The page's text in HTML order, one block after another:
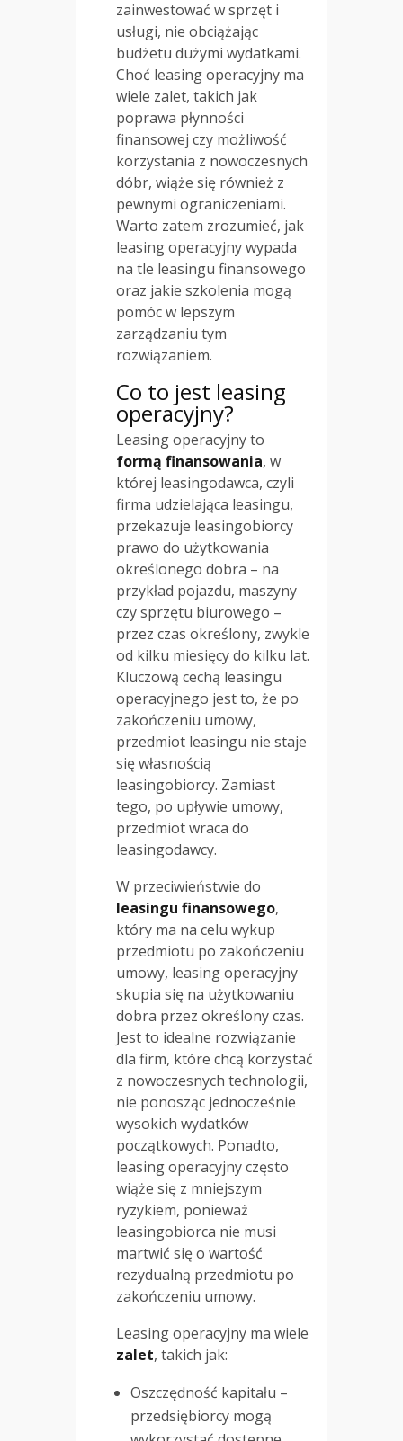
zainwestować w sprzęt i
usługi, nie obciążając
budżetu dużymi wydatkami.
Choć leasing operacyjny ma
wiele zalet, takich jak
poprawa płynności
finansowej czy możliwość
korzystania z nowoczesnych
dóbr, wiąże się również z
pewnymi ograniczeniami.
Warto zatem zrozumieć, jak
leasing operacyjny wypada
na tle leasingu finansowego
oraz jakie szkolenia mogą
pomóc w lepszym
zarządzaniu tym
rozwiązaniem.
Co to jest leasing
operacyjny?
Leasing operacyjny to
formą finansowania, w
której leasingodawca, czyli
firma udzielająca leasingu,
przekazuje leasingobiorcy
prawo do użytkowania
określonego dobra – na
przykład pojazdu, maszyny
czy sprzętu biurowego –
przez czas określony, zwykle
od kilku miesięcy do kilku lat.
Kluczową cechą leasingu
operacyjnego jest to, że po
zakończeniu umowy,
przedmiot leasingu nie staje
się własnością
leasingobiorcy. Zamiast
tego, po upływie umowy,
przedmiot wraca do
leasingodawcy.
W przeciwieństwie do
leasingu finansowego,
który ma na celu wykup
przedmiotu po zakończeniu
umowy, leasing operacyjny
skupia się na użytkowaniu
dobra przez określony czas.
Jest to idealne rozwiązanie
dla firm, które chcą korzystać
z nowoczesnych technologii,
nie ponosząc jednocześnie
wysokich wydatków
początkowych. Ponadto,
leasing operacyjny często
wiąże się z mniejszym
ryzykiem, ponieważ
leasingobiorca nie musi
martwić się o wartość
rezydualną przedmiotu po
zakończeniu umowy.
Leasing operacyjny ma wiele
zalet, takich jak:
Oszczędność kapitału –
przedsiębiorcy mogą